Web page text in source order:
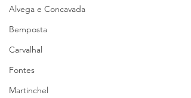
Alvega e Concavada
Bemposta
Carvalhal
Fontes
Martinchel